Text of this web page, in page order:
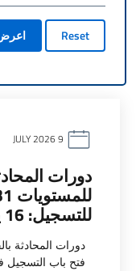
Reset اعرض
دورات
للتسجيل: 16 يوليو 2026